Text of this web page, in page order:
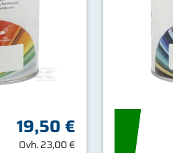
19,50 €
Ovh.23,00 €